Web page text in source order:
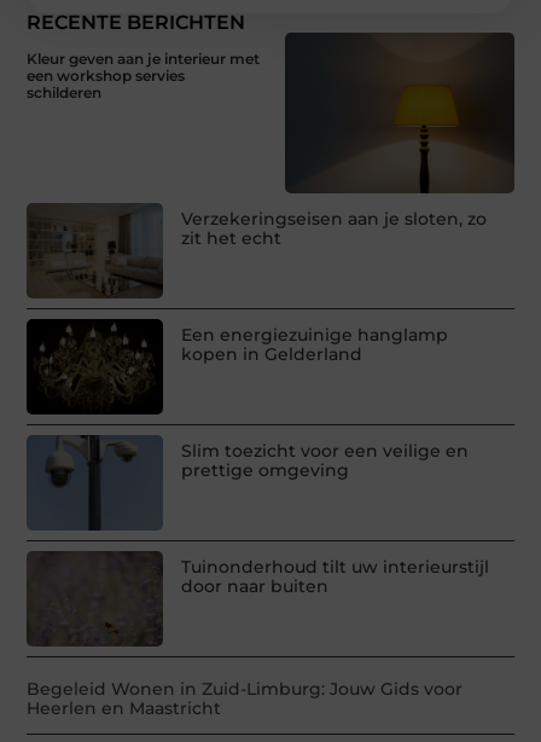
RECENTE BERICHTEN
Kleur geven aan je interieur met
een workshop servies
schilderen
Verzekeringseisen aan je sloten, zo
zit het echt
Een energiezuinige hanglamp
kopen in Gelderland
Slim toezicht voor een veilige en
prettige omgeving
Tuinonderhoud tilt uw interieurstijl
door naar buiten
Begeleid Wonen in Zuid-Limburg: Jouw Gids voor
Heerlen en Maastricht